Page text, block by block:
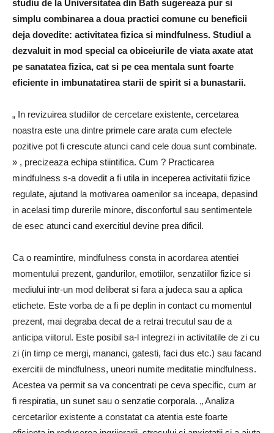
studiu de la Universitatea din Bath sugereaza pur si
simplu combinarea a doua practici comune cu beneficii
deja dovedite: activitatea fizica si mindfulness. Studiul a
dezvaluit in mod special ca obiceiurile de viata axate atat
pe sanatatea fizica, cat si pe cea mentala sunt foarte
eficiente in imbunatatirea starii de spirit si a bunastarii.
„ In revizuirea studiilor de cercetare existente, cercetarea
noastra este una dintre primele care arata cum efectele
pozitive pot fi crescute atunci cand cele doua sunt combinate.
» , precizeaza echipa stiintifica. Cum ? Practicarea
mindfulness s-a dovedit a fi utila in inceperea activitatii fizice
regulate, ajutand la motivarea oamenilor sa inceapa, depasind
in acelasi timp durerile minore, disconfortul sau sentimentele
de esec atunci cand exercitiul devine prea dificil.
Ca o reamintire, mindfulness consta in acordarea atentiei
momentului prezent, gandurilor, emotiilor, senzatiilor fizice si
mediului intr-un mod deliberat si fara a judeca sau a aplica
etichete. Este vorba de a fi pe deplin in contact cu momentul
prezent, mai degraba decat de a retrai trecutul sau de a
anticipa viitorul. Este posibil sa-l integrezi in activitatile de zi cu
zi (in timp ce mergi, mananci, gatesti, faci dus etc.) sau facand
exercitii de mindfulness, uneori numite meditatie mindfulness.
Acestea va permit sa va concentrati pe ceva specific, cum ar
fi respiratia, un sunet sau o senzatie corporala. „ Analiza
cercetarilor existente a constatat ca atentia este foarte